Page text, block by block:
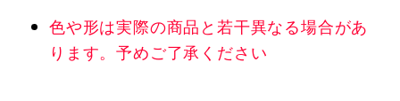
色や形は実際の商品と若干異なる場合があ
ります。予めご了承ください